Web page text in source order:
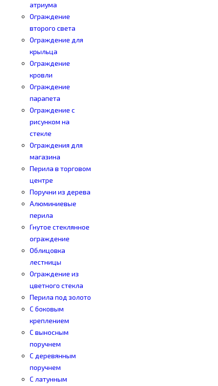
атриума
Ограждение
второго света
Ограждение для
крыльца
Ограждение
кровли
Ограждение
парапета
Ограждение с
рисунком на
стекле
Ограждения для
магазина
Перила в торговом
центре
Поручни из дерева
Алюминиевые
перила
Гнутое стеклянное
ограждение
Облицовка
лестницы
Ограждение из
цветного стекла
Перила под золото
С боковым
креплением
С выносным
поручнем
С деревянным
поручнем
С латунным